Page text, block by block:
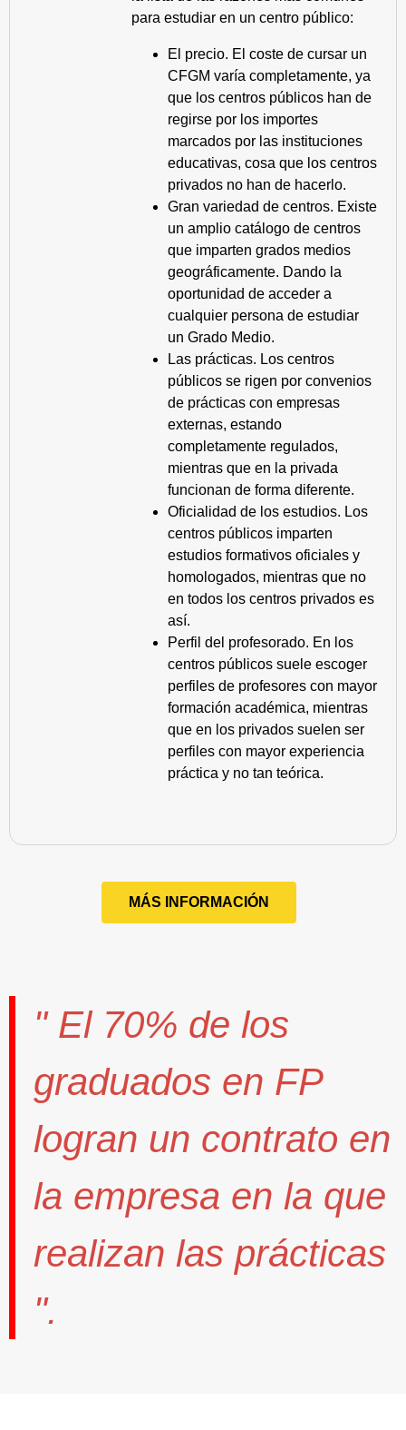
para estudiar en un centro público:
El precio. El coste de cursar un
CFGM varía completamente, ya
que los centros públicos han de
regirse por los importes
marcados por las instituciones
educativas, cosa que los centros
privados no han de hacerlo.
Gran variedad de centros. Existe
un amplio catálogo de centros
que imparten grados medios
geográficamente. Dando la
oportunidad de acceder a
cualquier persona de estudiar
un Grado Medio.
Las prácticas. Los centros
públicos se rigen por convenios
de prácticas con empresas
externas, estando
completamente regulados,
mientras que en la privada
funcionan de forma diferente.
Oficialidad de los estudios. Los
centros públicos imparten
estudios formativos oficiales y
homologados, mientras que no
en todos los centros privados es
así.
Perfil del profesorado. En los
centros públicos suele escoger
perfiles de profesores con mayor
formación académica, mientras
que en los privados suelen ser
perfiles con mayor experiencia
práctica y no tan teórica.
MÁS INFORMACIÓN
" El 70% de los
graduados en FP
logran un contrato en
la empresa en la que
realizan las prácticas
".